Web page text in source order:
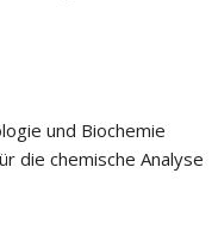
und Biochemie
die chemische Analyse